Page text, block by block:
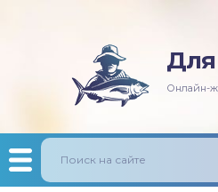
Для
Онлайн-
рыбалка
рыбалкаснасть
и донки
билет